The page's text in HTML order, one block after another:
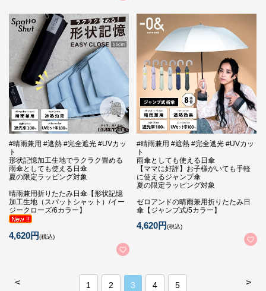
#晴雨兼用 #遮熱 #完全遮光 #UVカッ
ト
形状記憶加工生地でラクラク畳める
雨傘としても使える日傘
夏の限定ラッピング対象
晴雨兼用折りたたみ日傘【形状記憶
加工生地（スパットシャット）/イー
ジークローズ/6カラー】
4,620円(税込)
#晴雨兼用 #遮熱 #完全遮光 #UVカッ
ト
雨傘としても使える日傘
【ママに好評】お子様がいても手軽
に使えるジャンプ傘
夏の限定ラッピング対象
ゼロアンドの晴雨兼用折りたたみ日
傘【ジャンプ式/5カラー】
4,620円(税込)
< >
1 2 3 4 5